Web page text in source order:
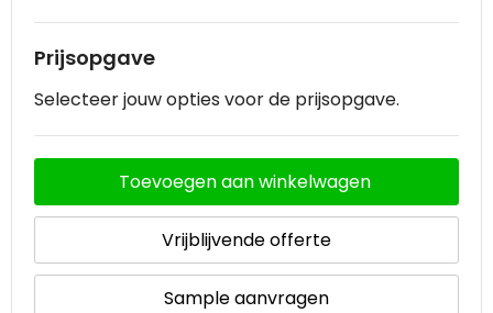
Prijsopgave
Selecteer jouw opties voor de prijsopgave.
Toevoegen aan winkelwagen
Vrijblijvende offerte
Sample aanvragen